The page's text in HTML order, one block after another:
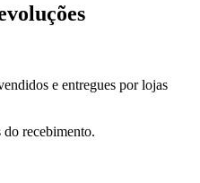
e entregues por lojas
recebimento.